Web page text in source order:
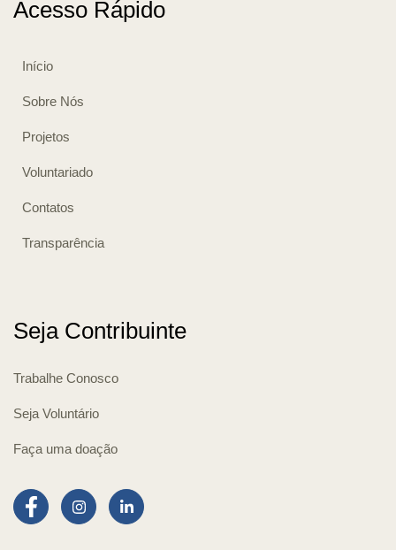
Acesso Rápido
Início
Sobre Nós
Projetos
Voluntariado
Contatos
Transparência
Seja Contribuinte
Trabalhe Conosco
Seja Voluntário
Faça uma doação